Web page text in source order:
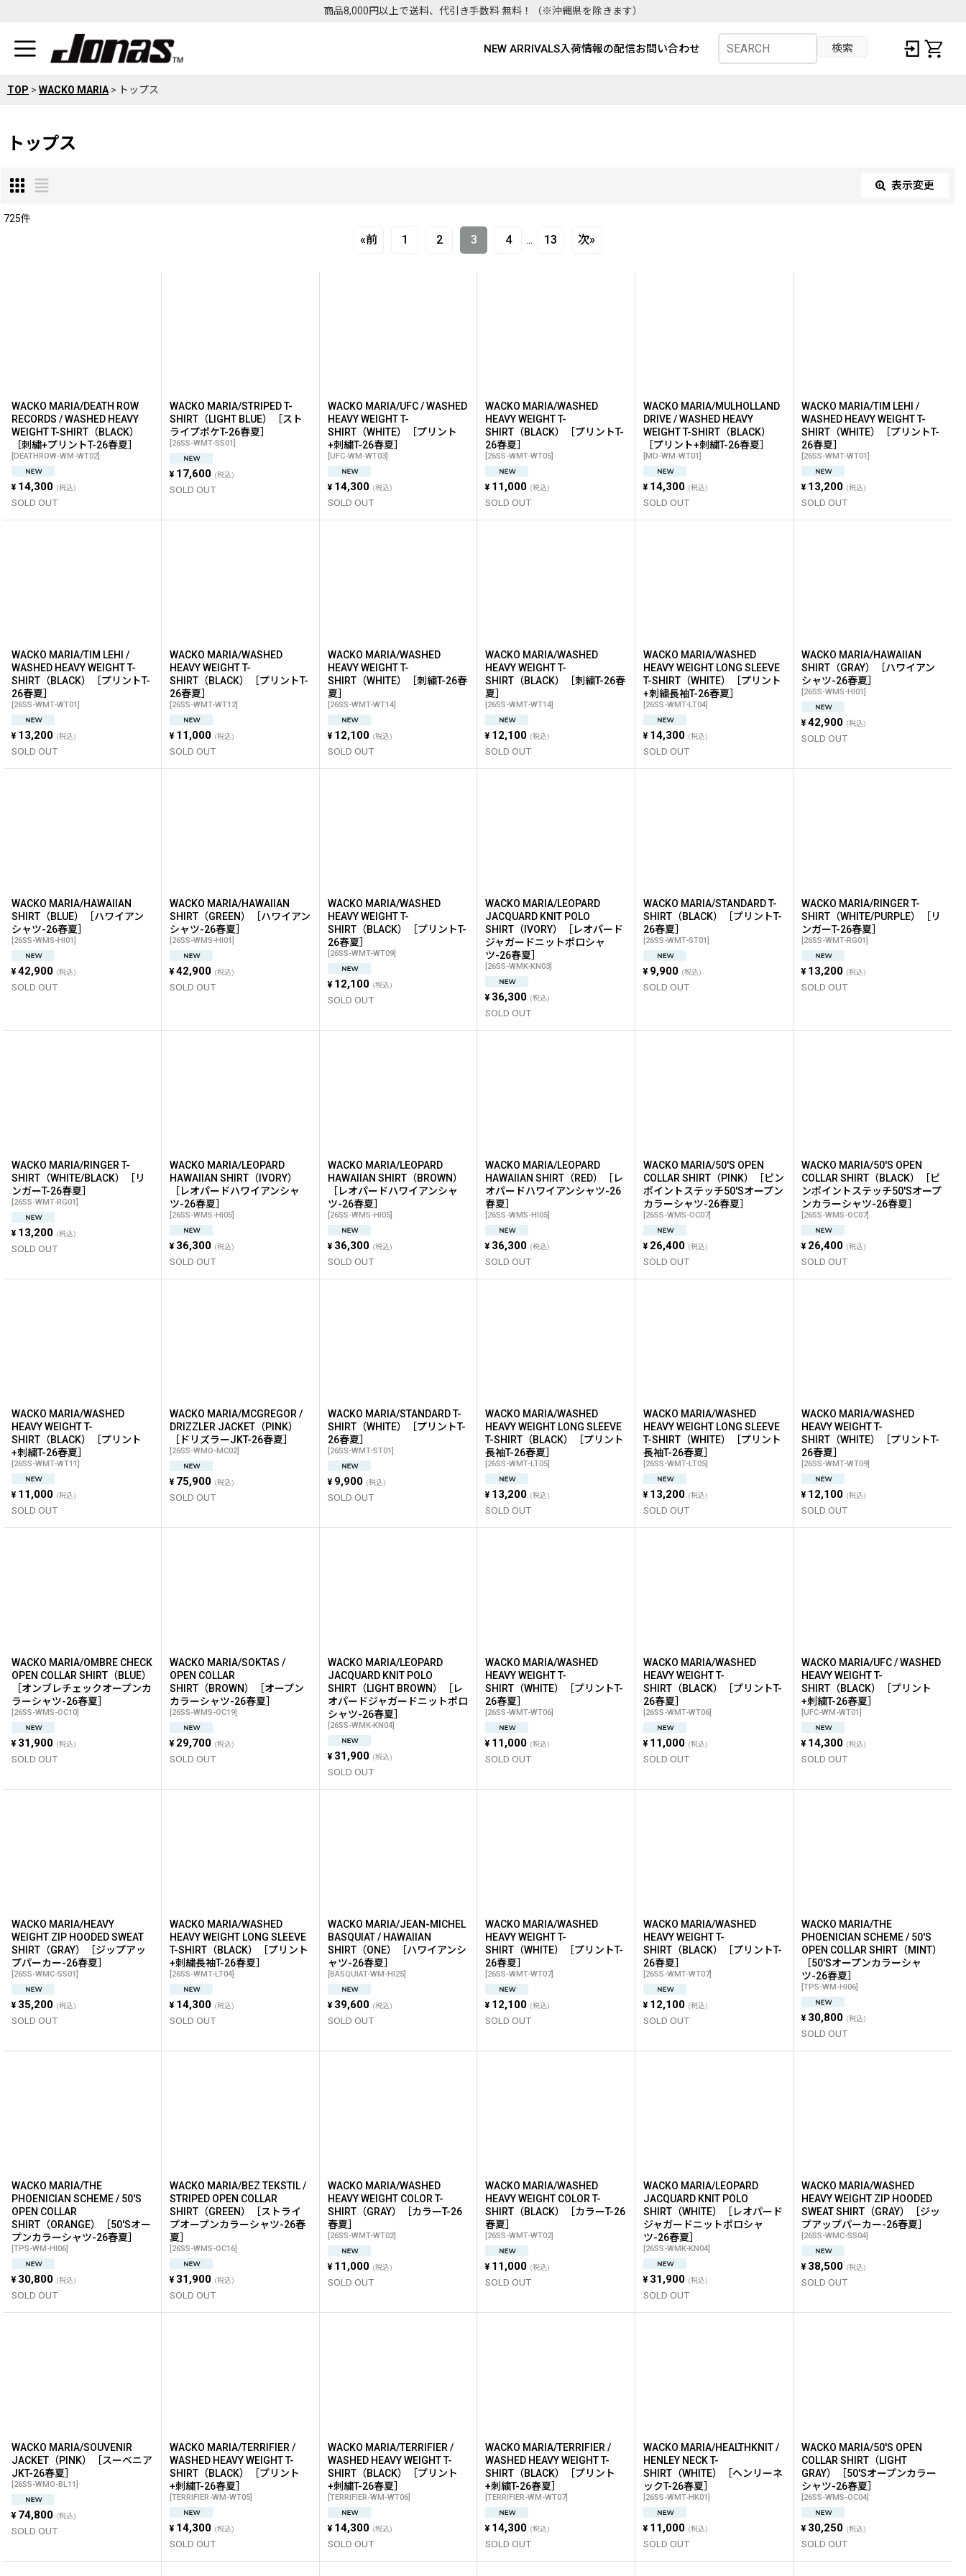
商品8,000円以上で送料、代引き手数料 無料！ （※沖縄県を除きます）
NEW ARRIVALS入荷情報の配信お問い合わせ 検索
TOP > WACKO MARIA > トップス
トップス
表示変更
閉じる
725件
«前 1 2 3 4 ... 13 次»
WACKO MARIA/DEATH ROW
RECORDS / WASHED HEAVY
WEIGHT T-SHIRT（BLACK）
［刺繍+プリントT-26春夏］
[DEATHROW-WM-WT02]
¥ 14,300 (税込)
SOLD OUT
WACKO MARIA/STRIPED T-
SHIRT（LIGHT BLUE）［スト
ライプポケT-26春夏］
[26SS-WMT-SS01]
¥ 17,600 (税込)
SOLD OUT
WACKO MARIA/UFC / WASHED
HEAVY WEIGHT T-
SHIRT（WHITE）［プリント
+刺繍T-26春夏］
[UFC-WM-WT03]
¥ 14,300 (税込)
SOLD OUT
WACKO MARIA/WASHED
HEAVY WEIGHT T-
SHIRT（BLACK）［プリントT-
26春夏］
[26SS-WMT-WT05]
¥ 11,000 (税込)
SOLD OUT
WACKO MARIA/MULHOLLAND
DRIVE / WASHED HEAVY
WEIGHT T-SHIRT（BLACK）
［プリント+刺繍T-26春夏］
[MD-WM-WT01]
¥ 14,300 (税込)
SOLD OUT
WACKO MARIA/TIM LEHI /
WASHED HEAVY WEIGHT T-
SHIRT（WHITE）［プリントT-
26春夏］
[26SS-WMT-WT01]
¥ 13,200 (税込)
SOLD OUT
WACKO MARIA/TIM LEHI /
WASHED HEAVY WEIGHT T-
SHIRT（BLACK）［プリントT-
26春夏］
[26SS-WMT-WT01]
¥ 13,200 (税込)
SOLD OUT
WACKO MARIA/WASHED
HEAVY WEIGHT T-
SHIRT（BLACK）［プリントT-
26春夏］
[26SS-WMT-WT12]
¥ 11,000 (税込)
SOLD OUT
WACKO MARIA/WASHED
HEAVY WEIGHT T-
SHIRT（WHITE）［刺繍T-26春
夏］
[26SS-WMT-WT14]
¥ 12,100 (税込)
SOLD OUT
WACKO MARIA/WASHED
HEAVY WEIGHT T-
SHIRT（BLACK）［刺繍T-26春
夏］
[26SS-WMT-WT14]
¥ 12,100 (税込)
SOLD OUT
WACKO MARIA/WASHED
HEAVY WEIGHT LONG SLEEVE
T-SHIRT（WHITE）［プリント
+刺繍長袖T-26春夏］
[26SS-WMT-LT04]
¥ 14,300 (税込)
SOLD OUT
WACKO MARIA/HAWAIIAN
SHIRT（GRAY）［ハワイアン
シャツ-26春夏］
[26SS-WMS-HI01]
¥ 42,900 (税込)
SOLD OUT
WACKO MARIA/HAWAIIAN
SHIRT（BLUE）［ハワイアン
シャツ-26春夏］
[26SS-WMS-HI01]
¥ 42,900 (税込)
SOLD OUT
WACKO MARIA/HAWAIIAN
SHIRT（GREEN）［ハワイアン
シャツ-26春夏］
[26SS-WMS-HI01]
¥ 42,900 (税込)
SOLD OUT
WACKO MARIA/WASHED
HEAVY WEIGHT T-
SHIRT（BLACK）［プリントT-
26春夏］
[26SS-WMT-WT09]
¥ 12,100 (税込)
SOLD OUT
WACKO MARIA/LEOPARD
JACQUARD KNIT POLO
SHIRT（IVORY）［レオパード
ジャガードニットポロシャ
ツ-26春夏］
[26SS-WMK-KN03]
¥ 36,300 (税込)
SOLD OUT
WACKO MARIA/STANDARD T-
SHIRT（BLACK）［プリントT-
26春夏］
[26SS-WMT-ST01]
¥ 9,900 (税込)
SOLD OUT
WACKO MARIA/RINGER T-
SHIRT（WHITE/PURPLE）［リ
ンガーT-26春夏］
[26SS-WMT-RG01]
¥ 13,200 (税込)
SOLD OUT
WACKO MARIA/RINGER T-
SHIRT（WHITE/BLACK）［リ
ンガーT-26春夏］
[26SS-WMT-RG01]
¥ 13,200 (税込)
SOLD OUT
WACKO MARIA/LEOPARD
HAWAIIAN SHIRT（IVORY）
［レオパードハワイアンシャ
ツ-26春夏］
[26SS-WMS-HI05]
¥ 36,300 (税込)
SOLD OUT
WACKO MARIA/LEOPARD
HAWAIIAN SHIRT（BROWN）
［レオパードハワイアンシャ
ツ-26春夏］
[26SS-WMS-HI05]
¥ 36,300 (税込)
SOLD OUT
WACKO MARIA/LEOPARD
HAWAIIAN SHIRT（RED）［レ
オパードハワイアンシャツ-26
春夏］
[26SS-WMS-HI05]
¥ 36,300 (税込)
SOLD OUT
WACKO MARIA/50'S OPEN
COLLAR SHIRT（PINK）［ピン
ポイントステッチ50'Sオープン
カラーシャツ-26春夏］
[26SS-WMS-OC07]
¥ 26,400 (税込)
SOLD OUT
WACKO MARIA/50'S OPEN
COLLAR SHIRT（BLACK）［ピ
ンポイントステッチ50'Sオープ
ンカラーシャツ-26春夏］
[26SS-WMS-OC07]
¥ 26,400 (税込)
SOLD OUT
WACKO MARIA/WASHED
HEAVY WEIGHT T-
SHIRT（BLACK）［プリント
+刺繍T-26春夏］
[26SS-WMT-WT11]
¥ 11,000 (税込)
SOLD OUT
WACKO MARIA/MCGREGOR /
DRIZZLER JACKET（PINK）
［ドリズラーJKT-26春夏］
[26SS-WMO-MC02]
¥ 75,900 (税込)
SOLD OUT
WACKO MARIA/STANDARD T-
SHIRT（WHITE）［プリントT-
26春夏］
[26SS-WMT-ST01]
¥ 9,900 (税込)
SOLD OUT
WACKO MARIA/WASHED
HEAVY WEIGHT LONG SLEEVE
T-SHIRT（BLACK）［プリント
長袖T-26春夏］
[26SS-WMT-LT05]
¥ 13,200 (税込)
SOLD OUT
WACKO MARIA/WASHED
HEAVY WEIGHT LONG SLEEVE
T-SHIRT（WHITE）［プリント
長袖T-26春夏］
[26SS-WMT-LT05]
¥ 13,200 (税込)
SOLD OUT
WACKO MARIA/WASHED
HEAVY WEIGHT T-
SHIRT（WHITE）［プリントT-
26春夏］
[26SS-WMT-WT09]
¥ 12,100 (税込)
SOLD OUT
WACKO MARIA/OMBRE CHECK
OPEN COLLAR SHIRT（BLUE）
［オンブレチェックオープンカ
ラーシャツ-26春夏］
[26SS-WMS-OC10]
¥ 31,900 (税込)
SOLD OUT
WACKO MARIA/SOKTAS /
OPEN COLLAR
SHIRT（BROWN）［オープン
カラーシャツ-26春夏］
[26SS-WMS-OC19]
¥ 29,700 (税込)
SOLD OUT
WACKO MARIA/LEOPARD
JACQUARD KNIT POLO
SHIRT（LIGHT BROWN）［レ
オパードジャガードニットポロ
シャツ-26春夏］
[26SS-WMK-KN04]
¥ 31,900 (税込)
SOLD OUT
WACKO MARIA/WASHED
HEAVY WEIGHT T-
SHIRT（WHITE）［プリントT-
26春夏］
[26SS-WMT-WT06]
¥ 11,000 (税込)
SOLD OUT
WACKO MARIA/WASHED
HEAVY WEIGHT T-
SHIRT（BLACK）［プリントT-
26春夏］
[26SS-WMT-WT06]
¥ 11,000 (税込)
SOLD OUT
WACKO MARIA/UFC / WASHED
HEAVY WEIGHT T-
SHIRT（BLACK）［プリント
+刺繍T-26春夏］
[UFC-WM-WT01]
¥ 14,300 (税込)
SOLD OUT
WACKO MARIA/HEAVY
WEIGHT ZIP HOODED SWEAT
SHIRT（GRAY）［ジップアッ
プパーカー-26春夏］
[26SS-WMC-SS01]
¥ 35,200 (税込)
SOLD OUT
WACKO MARIA/WASHED
HEAVY WEIGHT LONG SLEEVE
T-SHIRT（BLACK）［プリント
+刺繍長袖T-26春夏］
[26SS-WMT-LT04]
¥ 14,300 (税込)
SOLD OUT
WACKO MARIA/JEAN-MICHEL
BASQUIAT / HAWAIIAN
SHIRT（ONE）［ハワイアンシ
ャツ-26春夏］
[BASQUIAT-WM-HI25]
¥ 39,600 (税込)
SOLD OUT
WACKO MARIA/WASHED
HEAVY WEIGHT T-
SHIRT（WHITE）［プリントT-
26春夏］
[26SS-WMT-WT07]
¥ 12,100 (税込)
SOLD OUT
WACKO MARIA/WASHED
HEAVY WEIGHT T-
SHIRT（BLACK）［プリントT-
26春夏］
[26SS-WMT-WT07]
¥ 12,100 (税込)
SOLD OUT
WACKO MARIA/THE
PHOENICIAN SCHEME / 50'S
OPEN COLLAR SHIRT（MINT）
［50'Sオープンカラーシャ
ツ-26春夏］
[TPS-WM-HI06]
¥ 30,800 (税込)
SOLD OUT
WACKO MARIA/THE
PHOENICIAN SCHEME / 50'S
OPEN COLLAR
SHIRT（ORANGE）［50'Sオー
プンカラーシャツ-26春夏］
[TPS-WM-HI06]
¥ 30,800 (税込)
SOLD OUT
WACKO MARIA/BEZ TEKSTIL /
STRIPED OPEN COLLAR
SHIRT（GREEN）［ストライ
プオープンカラーシャツ-26春
夏］
[26SS-WMS-OC16]
¥ 31,900 (税込)
SOLD OUT
WACKO MARIA/WASHED
HEAVY WEIGHT COLOR T-
SHIRT（GRAY）［カラーT-26
春夏］
[26SS-WMT-WT02]
¥ 11,000 (税込)
SOLD OUT
WACKO MARIA/WASHED
HEAVY WEIGHT COLOR T-
SHIRT（BLACK）［カラーT-26
春夏］
[26SS-WMT-WT02]
¥ 11,000 (税込)
SOLD OUT
WACKO MARIA/LEOPARD
JACQUARD KNIT POLO
SHIRT（WHITE）［レオパード
ジャガードニットポロシャ
ツ-26春夏］
[26SS-WMK-KN04]
¥ 31,900 (税込)
SOLD OUT
WACKO MARIA/WASHED
HEAVY WEIGHT ZIP HOODED
SWEAT SHIRT（GRAY）［ジッ
プアップパーカー-26春夏］
[26SS-WMC-SS04]
¥ 38,500 (税込)
SOLD OUT
WACKO MARIA/SOUVENIR
JACKET（PINK）［スーベニア
JKT-26春夏］
[26SS-WMO-BL11]
¥ 74,800 (税込)
SOLD OUT
WACKO MARIA/TERRIFIER /
WASHED HEAVY WEIGHT T-
SHIRT（BLACK）［プリント
+刺繍T-26春夏］
[TERRIFIER-WM-WT05]
¥ 14,300 (税込)
SOLD OUT
WACKO MARIA/TERRIFIER /
WASHED HEAVY WEIGHT T-
SHIRT（BLACK）［プリント
+刺繍T-26春夏］
[TERRIFIER-WM-WT06]
¥ 14,300 (税込)
SOLD OUT
WACKO MARIA/TERRIFIER /
WASHED HEAVY WEIGHT T-
SHIRT（BLACK）［プリント
+刺繍T-26春夏］
[TERRIFIER-WM-WT07]
¥ 14,300 (税込)
SOLD OUT
WACKO MARIA/HEALTHKNIT /
HENLEY NECK T-
SHIRT（WHITE）［ヘンリーネ
ックT-26春夏］
[26SS-WMT-HK01]
¥ 11,000 (税込)
SOLD OUT
WACKO MARIA/50'S OPEN
COLLAR SHIRT（LIGHT
GRAY）［50'Sオープンカラー
シャツ-26春夏］
[26SS-WMS-OC04]
¥ 30,250 (税込)
SOLD OUT